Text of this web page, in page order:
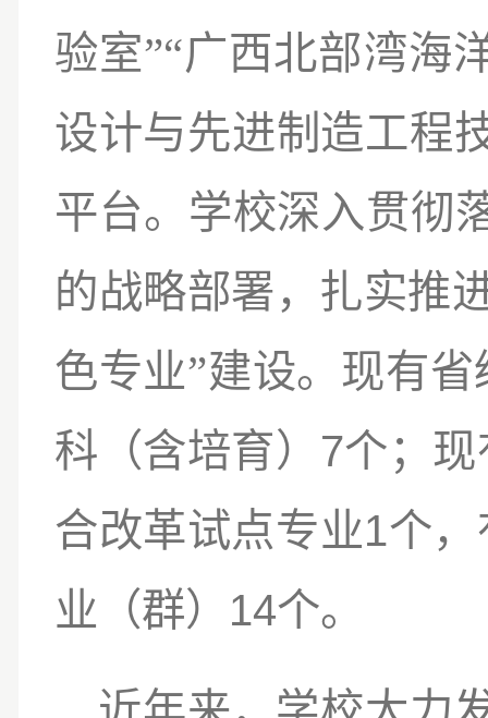
验室”“广西北部湾海
设计与先进制造工程
平台。学校深入贯彻
的战略部署，扎实推
色专业”建设。现有
科（含培育） 7个；
合改革试点专业1个
业（群） 14个。